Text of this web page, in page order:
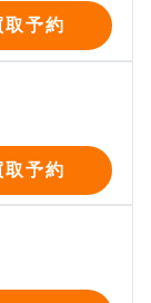
取予約
取予約